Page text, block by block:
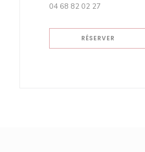
04 68 82 02 27
RÉSERVER